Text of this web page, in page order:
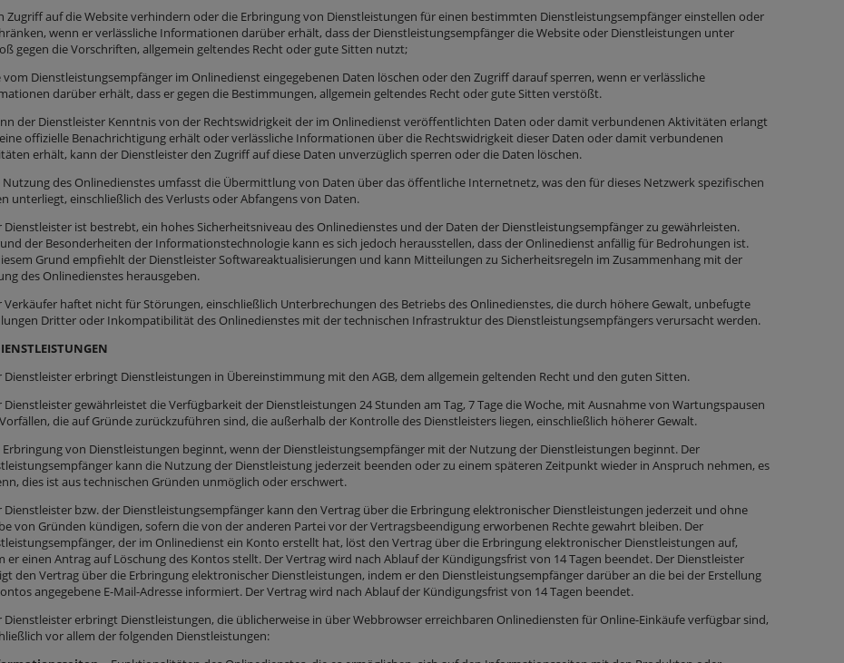
Zugriff auf die Website verhindern oder die Erbringung von Dienstleistungen für einen bestimmten Dienstleistungsempfänger einstellen oder
wenn er verlässliche Informationen darüber erhält, dass der Dienstleistungsempfänger die Website oder Dienstleistungen unter
gegen die Vorschriften, allgemein geltendes Recht oder gute Sitten nutzt;
vom Dienstleistungsempfänger im Onlinedienst eingegebenen Daten löschen oder den Zugriff darauf sperren, wenn er verlässliche
darüber erhält, dass er gegen die Bestimmungen, allgemein geltendes Recht oder gute Sitten verstößt.
der Dienstleister Kenntnis von der Rechtswidrigkeit der im Onlinedienst veröffentlichten Daten oder damit verbundenen Aktivitäten erlangt
offizielle Benachrichtigung erhält oder verlässliche Informationen über die Rechtswidrigkeit dieser Daten oder damit verbundenen
erhält, kann der Dienstleister den Zugriff auf diese Daten unverzüglich sperren oder die Daten löschen.
Nutzung des Onlinedienstes umfasst die Übermittlung von Daten über das öffentliche Internetnetz, was den für dieses Netzwerk spezifischen
unterliegt, einschließlich des Verlusts oder Abfangens von Daten.
Dienstleister ist bestrebt, ein hohes Sicherheitsniveau des Onlinedienstes und der Daten der Dienstleistungsempfänger zu gewährleisten.
der Besonderheiten der Informationstechnologie kann es sich jedoch herausstellen, dass der Onlinedienst anfällig für Bedrohungen ist.
Grund empfiehlt der Dienstleister Softwareaktualisierungen und kann Mitteilungen zu Sicherheitsregeln im Zusammenhang mit der
des Onlinedienstes herausgeben.
Verkäufer haftet nicht für Störungen, einschließlich Unterbrechungen des Betriebs des Onlinedienstes, die durch höhere Gewalt, unbefugte
Dritter oder Inkompatibilität des Onlinedienstes mit der technischen Infrastruktur des Dienstleistungsempfängers verursacht werden.
Dienstleister erbringt Dienstleistungen in Übereinstimmung mit den AGB, dem allgemein geltenden Recht und den guten Sitten.
Dienstleister gewährleistet die Verfügbarkeit der Dienstleistungen 24 Stunden am Tag, 7 Tage die Woche, mit Ausnahme von Wartungspausen
die auf Gründe zurückzuführen sind, die außerhalb der Kontrolle des Dienstleisters liegen, einschließlich höherer Gewalt.
Erbringung von Dienstleistungen beginnt, wenn der Dienstleistungsempfänger mit der Nutzung der Dienstleistungen beginnt. Der
kann die Nutzung der Dienstleistung jederzeit beenden oder zu einem späteren Zeitpunkt wieder in Anspruch nehmen, es
dies ist aus technischen Gründen unmöglich oder erschwert.
Dienstleister bzw. der Dienstleistungsempfänger kann den Vertrag über die Erbringung elektronischer Dienstleistungen jederzeit und ohne
von Gründen kündigen, sofern die von der anderen Partei vor der Vertragsbeendigung erworbenen Rechte gewahrt bleiben. Der
der im Onlinedienst ein Konto erstellt hat, löst den Vertrag über die Erbringung elektronischer Dienstleistungen auf,
er einen Antrag auf Löschung des Kontos stellt. Der Vertrag wird nach Ablauf der Kündigungsfrist von 14 Tagen beendet. Der Dienstleister
den Vertrag über die Erbringung elektronischer Dienstleistungen, indem er den Dienstleistungsempfänger darüber an die bei der Erstellung
angegebene E-Mail-Adresse informiert. Der Vertrag wird nach Ablauf der Kündigungsfrist von 14 Tagen beendet.
Dienstleister erbringt Dienstleistungen, die üblicherweise in über Webbrowser erreichbaren Onlinediensten für Online-Einkäufe verfügbar sind,
vor allem der folgenden Dienstleistungen: